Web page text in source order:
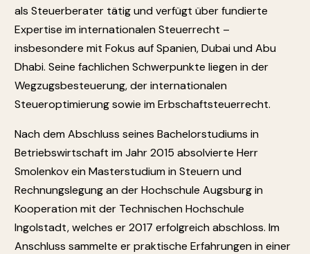
als Steuerberater tätig und verfügt über fundierte
Expertise im internationalen Steuerrecht –
insbesondere mit Fokus auf Spanien, Dubai und Abu
Dhabi. Seine fachlichen Schwerpunkte liegen in der
Wegzugsbesteuerung, der internationalen
Steueroptimierung sowie im Erbschaftsteuerrecht.
Nach dem Abschluss seines Bachelorstudiums in
Betriebswirtschaft im Jahr 2015 absolvierte Herr
Smolenkov ein Masterstudium in Steuern und
Rechnungslegung an der Hochschule Augsburg in
Kooperation mit der Technischen Hochschule
Ingolstadt, welches er 2017 erfolgreich abschloss. Im
Anschluss sammelte er praktische Erfahrungen in einer